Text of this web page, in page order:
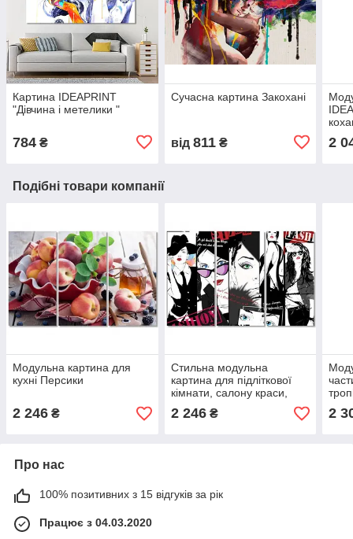
Картина IDEAPRINT
"Дівчина і метелики "
784 ₴
Сучасна картина Закохані
від 811₴ 2
Подібні товари компанії
Модульна картина для
кухні Персики
2 246 ₴
Стильна модульна
картина для підліткової
кімнати, салону краси,
beauty студії Fashion Girl
2 246₴ 2
Про нас
100% позитивних з 15 відгуків за рік
Працює з 04.03.2020